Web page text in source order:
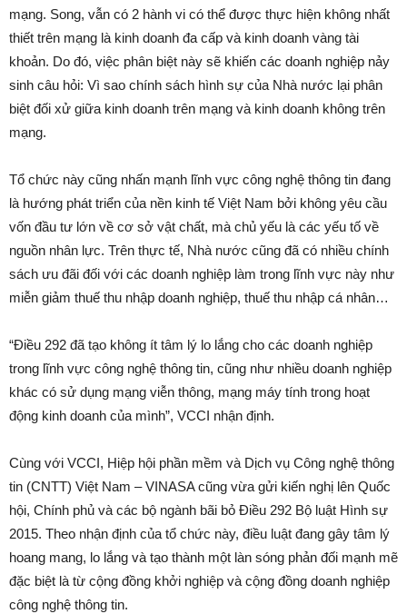
mạng. Song, vẫn có 2 hành vi có thể được thực hiện không nhất
thiết trên mạng là kinh doanh đa cấp và kinh doanh vàng tài
khoản. Do đó, việc phân biệt này sẽ khiến các doanh nghiệp nảy
sinh câu hỏi: Vì sao chính sách hình sự của Nhà nước lại phân
biệt đối xử giữa kinh doanh trên mạng và kinh doanh không trên
mạng.
Tổ chức này cũng nhấn mạnh lĩnh vực công nghệ thông tin đang
là hướng phát triển của nền kinh tế Việt Nam bởi không yêu cầu
vốn đầu tư lớn về cơ sở vật chất, mà chủ yếu là các yếu tố về
nguồn nhân lực. Trên thực tế, Nhà nước cũng đã có nhiều chính
sách ưu đãi đối với các doanh nghiệp làm trong lĩnh vực này như
miễn giảm thuế thu nhập doanh nghiệp, thuế thu nhập cá nhân…
“Điều 292 đã tạo không ít tâm lý lo lắng cho các doanh nghiệp
trong lĩnh vực công nghệ thông tin, cũng như nhiều doanh nghiệp
khác có sử dụng mạng viễn thông, mạng máy tính trong hoạt
động kinh doanh của mình”, VCCI nhận định.
Cùng với VCCI, Hiệp hội phần mềm và Dịch vụ Công nghệ thông
tin (CNTT) Việt Nam – VINASA cũng vừa gửi kiến nghị lên Quốc
hội, Chính phủ và các bộ ngành bãi bỏ Điều 292 Bộ luật Hình sự
2015. Theo nhận định của tổ chức này, điều luật đang gây tâm lý
hoang mang, lo lắng và tạo thành một làn sóng phản đối mạnh mẽ
đặc biệt là từ cộng đồng khởi nghiệp và cộng đồng doanh nghiệp
công nghệ thông tin.